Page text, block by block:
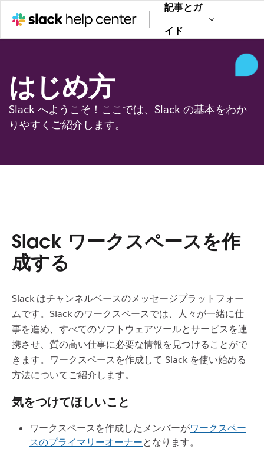
記事とガ
イド
はじめ方
Slack へようこそ！ここでは、Slack の基本をわか
りやすくご紹介します。
Slack ワークスペースを作
成する
Slack はチャンネルベースのメッセージプラットフォー
ムです。Slack のワークスペースでは、人々が一緒に仕
事を進め、すべてのソフトウェアツールとサービスを連
携させ、質の高い仕事に必要な情報を見つけることがで
きます。ワークスペースを作成して Slack を使い始める
方法についてご紹介します。
気をつけてほしいこと
ワークスペースを作成したメンバーがワークスペー
スのプライマリーオーナーとなります。